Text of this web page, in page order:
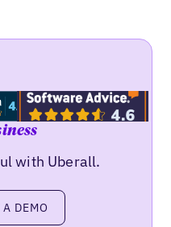
with Uberall.
DEMO